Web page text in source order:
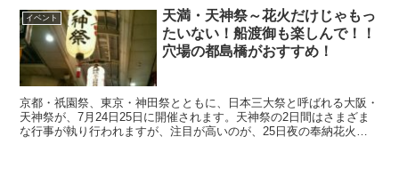
イベント
天満・天神祭～花火だけじゃもっ
たいない！船渡御も楽しんで！！
穴場の都島橋がおすすめ！
京都・祇園祭、東京・神田祭とともに、日本三大祭と呼ばれる大阪・
天神祭が、7月24日25日に開催されます。天神祭の2日間はさまざま
な行事が執り行われますが、注目が高いのが、25日夜の奉納花火で